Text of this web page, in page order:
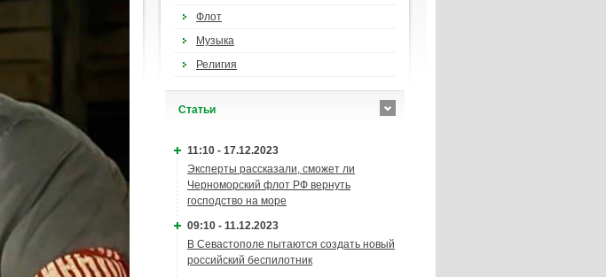
Флот
Музыка
Религия
Cтатьи
11:10 - 17.12.2023
Эксперты рассказали, сможет ли
Черноморский флот РФ вернуть
господство на море
09:10 - 11.12.2023
В Севастополе пытаются создать новый
российский беспилотник